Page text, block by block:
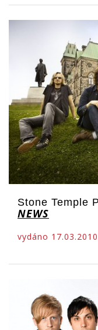
Stone Temple
NEWS
vydáno 17.03.2010